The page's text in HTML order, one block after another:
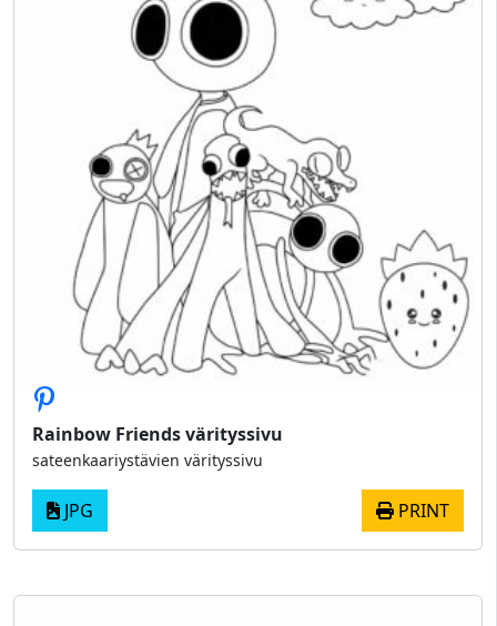
Rainbow Friends värityssivu
sateenkaariystävien värityssivu
JPG PRINT